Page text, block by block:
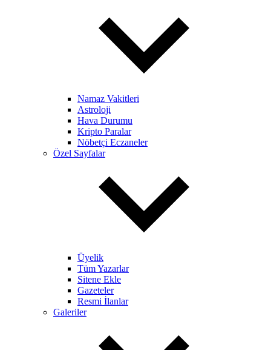
Namaz Vakitleri
Astroloji
Hava Durumu
Kripto Paralar
Nöbetçi Eczaneler
Özel Sayfalar
Üyelik
Tüm Yazarlar
Sitene Ekle
Gazeteler
Resmi İlanlar
Galeriler